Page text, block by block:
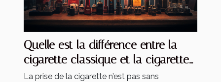
Quelle est la différence entre la
cigarette classique et la cigarette
électronique ?
La prise de la cigarette n’est pas sans